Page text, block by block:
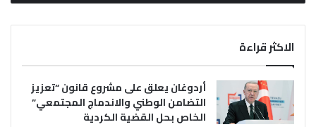
الاكثر قراءة
أردوغان يعلق على مشروع قانون “تعزيز
التضامن الوطني والاندماج المجتمعي”
الخاص بحل القضية الكردية